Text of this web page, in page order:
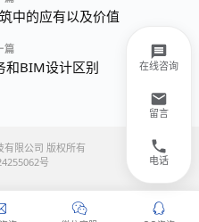
中的应有以及价值
篇
和BIM设计区别
限公司 版权所有
号
在线咨询
留言
电话